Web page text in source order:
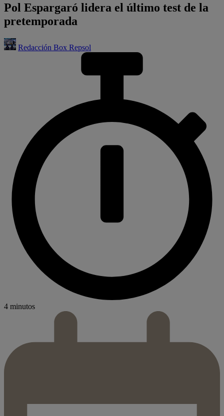
Pol Espargaró lidera el último test de la
pretemporada
Redacción Box Repsol
4 minutos